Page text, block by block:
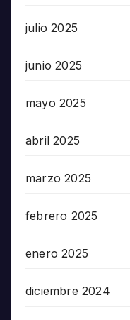
julio 2025
junio 2025
mayo 2025
abril 2025
marzo 2025
febrero 2025
enero 2025
diciembre 2024